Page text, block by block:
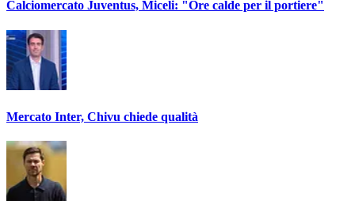
Calciomercato Juventus, Miceli: "Ore calde per il portiere"
Mercato Inter, Chivu chiede qualità